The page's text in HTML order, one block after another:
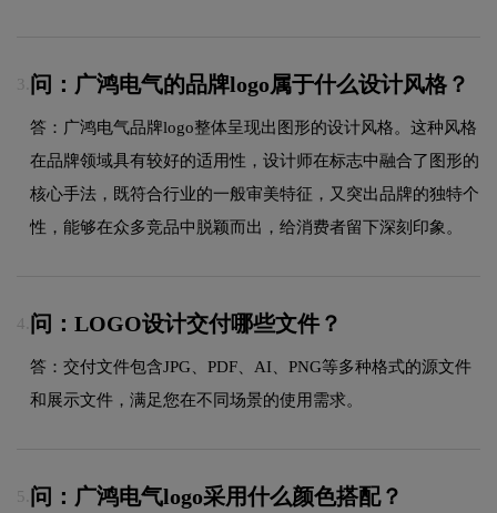
3. 问：广鸿电气的品牌logo属于什么设计风格？
答：广鸿电气品牌logo整体呈现出图形的设计风格。这种风格
在品牌领域具有较好的适用性，设计师在标志中融合了图形的
核心手法，既符合行业的一般审美特征，又突出品牌的独特个
性，能够在众多竞品中脱颖而出，给消费者留下深刻印象。
4. 问：LOGO设计交付哪些文件？
答：交付文件包含JPG、PDF、AI、PNG等多种格式的源文件
和展示文件，满足您在不同场景的使用需求。
5. 问：广鸿电气logo采用什么颜色搭配？